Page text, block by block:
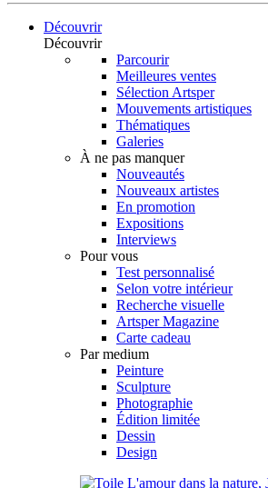
Découvrir
Découvrir
Parcourir
Meilleures ventes
Sélection Artsper
Mouvements artistiques
Thématiques
Galeries
À ne pas manquer
Nouveautés
Nouveaux artistes
En promotion
Expositions
Interviews
Pour vous
Test personnalisé
Selon votre intérieur
Recherche visuelle
Artsper Magazine
Carte cadeau
Par medium
Peinture
Sculpture
Photographie
Édition limitée
Dessin
Design